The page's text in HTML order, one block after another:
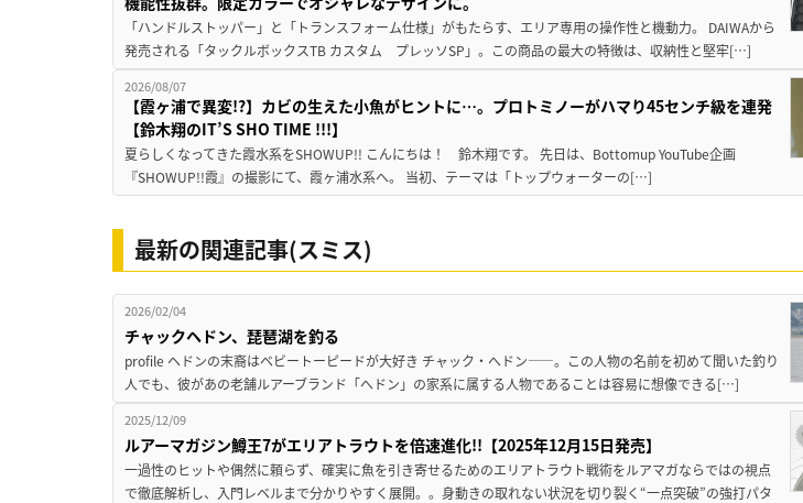
「ハンドルストッパー」と「トランスフォーム仕様」がもたらす、エリア専用の操作性と機動力。 DAIWAから
発売される「タックルボックスTB カスタム プレッソSP」。この商品の最大の特徴は、収納性と堅牢[…]
2026/08/07
【霞ヶ浦で異変!?】カビの生えた小魚がヒントに…。プロトミノーがハマり45センチ級を連発
【鈴木翔のIT’S SHO TIME !!!】
夏らしくなってきた霞水系をSHOWUP!! こんにちは！ 鈴木翔です。 先日は、Bottomup YouTube企画
『SHOWUP!!霞』の撮影にて、霞ヶ浦水系へ。 当初、テーマは「トップウォーターの[…]
最新の関連記事(スミス)
2026/02/04
チャックヘドン、琵琶湖を釣る
profile ヘドンの末裔はベビートーピードが大好き チャック・へドン——。この人物の名前を初めて聞いた釣り
人でも、彼があの老舗ルアーブランド「へドン」の家系に属する人物であることは容易に想像できる[…]
2025/12/09
ルアーマガジン鱒王7がエリアトラウトを倍速進化!!【2025年12月15日発売】
一過性のヒットや偶然に頼らず、確実に魚を引き寄せるためのエリアトラウト戦術をルアマガならではの視点
で徹底解析し、入門レベルまで分かりやすく展開。。身動きの取れない状況を切り裂く“一点突破”の強打パタ